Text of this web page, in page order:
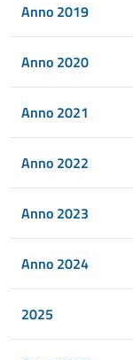
Anno 2019
Anno 2020
Anno 2021
Anno 2022
Anno 2023
Anno 2024
2025